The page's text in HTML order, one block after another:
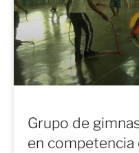
Grupo de
en competencia